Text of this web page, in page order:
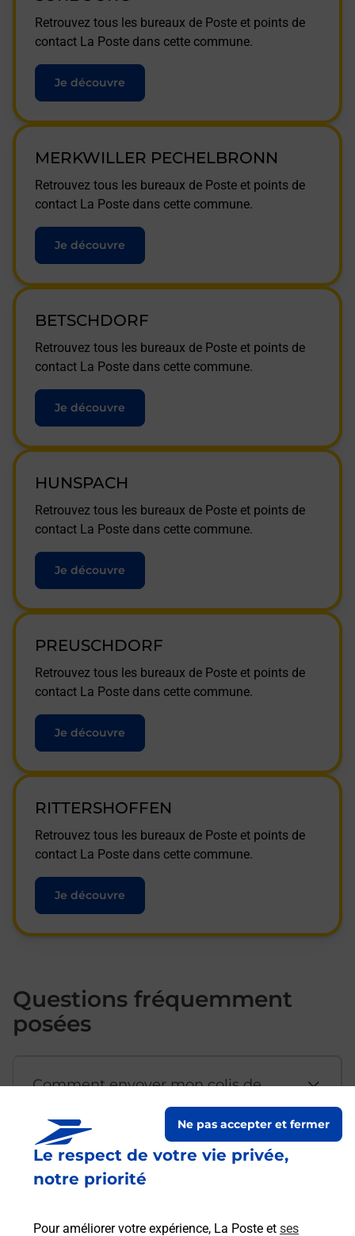
Le respect de votre vie privée,
notre priorité
Pour améliorer votre expérience, La Poste et ses
Ne pas accepter et fermer
Retrouvez tous les bureaux de Poste et points de
contact La Poste dans cette commune.
Je découvre
MERKWILLER PECHELBRONN
Retrouvez tous les bureaux de Poste et points de
contact La Poste dans cette commune.
Je découvre
BETSCHDORF
Retrouvez tous les bureaux de Poste et points de
contact La Poste dans cette commune.
Je découvre
HUNSPACH
Retrouvez tous les bureaux de Poste et points de
contact La Poste dans cette commune.
Je découvre
PREUSCHDORF
Retrouvez tous les bureaux de Poste et points de
contact La Poste dans cette commune.
Je découvre
RITTERSHOFFEN
Retrouvez tous les bureaux de Poste et points de
contact La Poste dans cette commune.
Je découvre
Questions fréquemment
posées
Comment envoyer mon colis de
Est-il possible d’acheter un
emballage directement depuis un